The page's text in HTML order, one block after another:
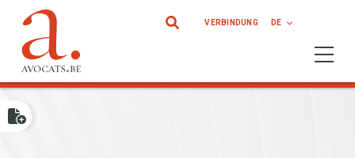
Direkt zum Inhalt
Ouvrir
VERBINDUNG DE